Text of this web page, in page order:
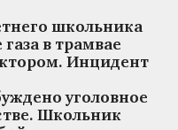
школьника
в трамвае
Инцидент
уголовное
Школьник